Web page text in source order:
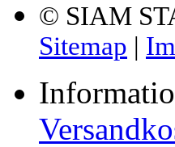
© SIAM
Sitemap |